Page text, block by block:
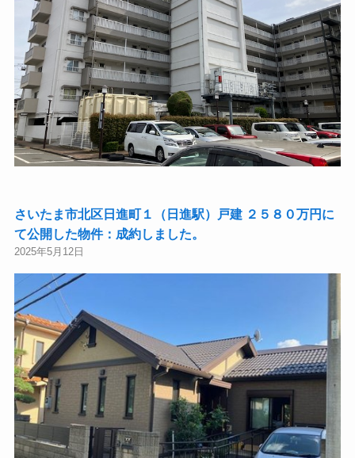
さいたま市北区日進町１（日進駅）戸建 ２５８０万円に
て公開した物件：成約しました。
2025年5月12日